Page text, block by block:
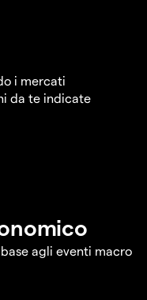
i mercati
da te indicate
agli eventi macro